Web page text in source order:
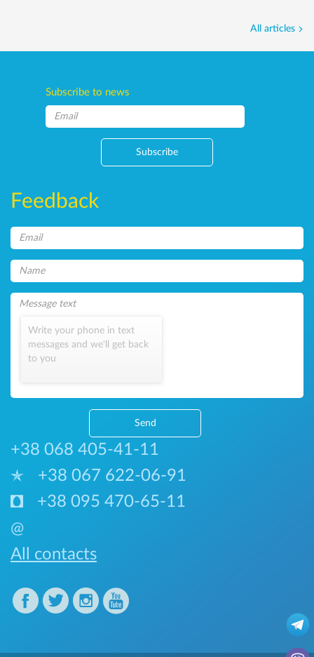
All articles
Subscribe to news
Subscribe
Feedback
Write your phone in text
messages and we'll get back
to you
Send
+38 068 405-41-11
+38 067 622-06-91
+38 095 470-65-11
@
All contacts